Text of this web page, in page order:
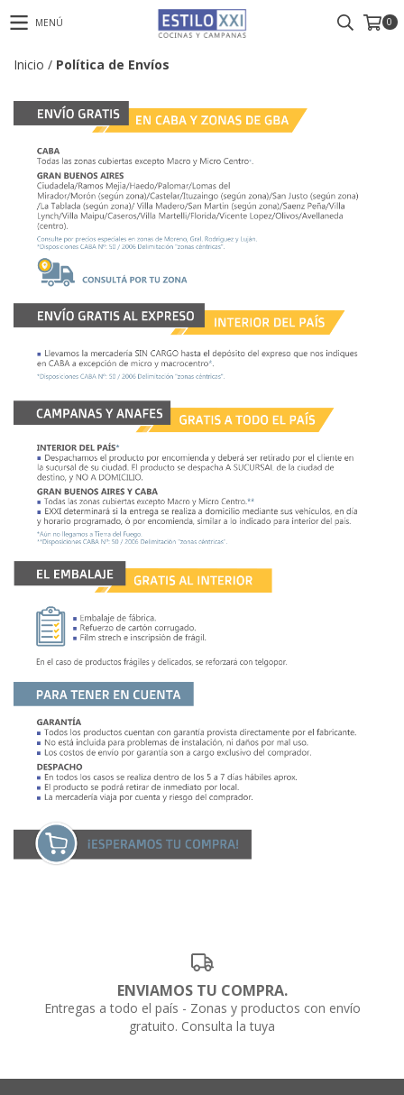
MENÚ 0
Inicio / Política de Envíos
ENVIAMOS TU COMPRA.
Entregas a todo el país - Zonas y productos con envío
gratuito. Consulta la tuya